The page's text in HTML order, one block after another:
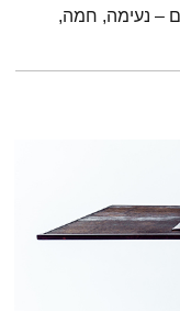
– נעימה, חמה,